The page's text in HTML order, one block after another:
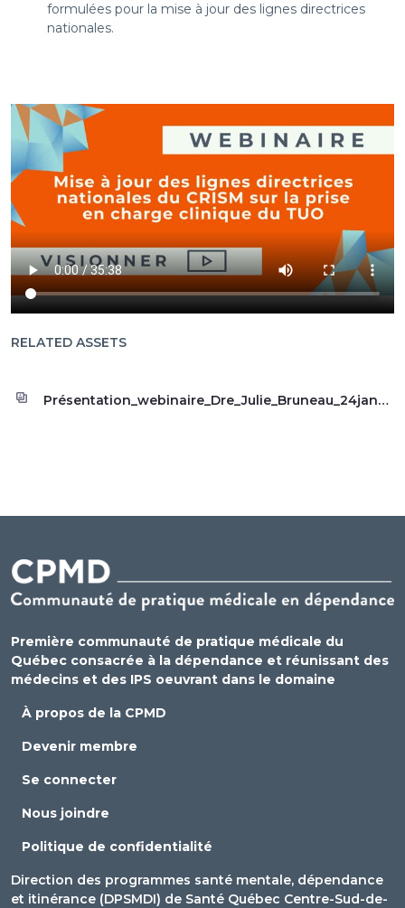
formulées pour la mise à jour des lignes directrices
nationales.
RELATED ASSETS
Présentation_webinaire_Dre_Julie_Bruneau_24janvier2023.pdf
Première communauté de pratique médicale du
Québec consacrée à la dépendance et réunissant des
médecins et des IPS oeuvrant dans le domaine
À propos de la CPMD
Devenir membre
Se connecter
Nous joindre
Politique de confidentialité
Direction des programmes santé mentale, dépendance
et itinérance (DPSMDI) de Santé Québec Centre-Sud-de-